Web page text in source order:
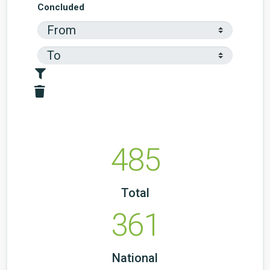
Concluded
485
Total
361
National